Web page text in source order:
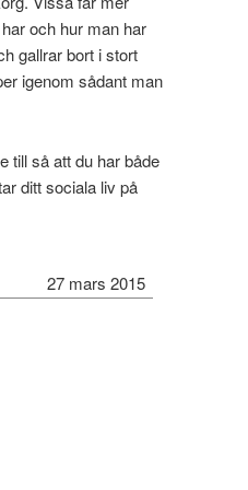
och hur man har
gallrar bort i stort
igenom sådant man
till så att du har både
ditt sociala liv på
27 mars 2015